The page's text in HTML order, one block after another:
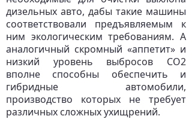
дизельных авто, дабы такие машины
соответствовали предъявляемым к
ним экологическим требованиям. А
аналогичный скромный «аппетит» и
низкий уровень выбросов СО2
вполне способны обеспечить и
гибридные автомобили,
производство которых не требует
различных сложных ухищрений.